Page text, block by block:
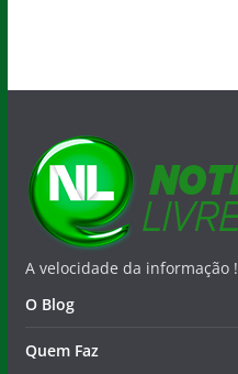
A velocidade da informação !
O Blog
Quem Faz